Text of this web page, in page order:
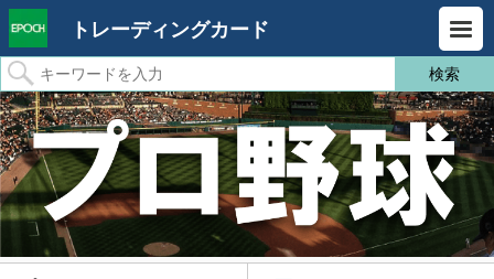
トレーディングカード